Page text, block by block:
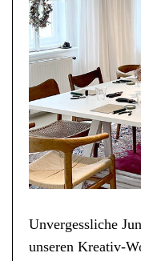
Unvergessliche
unseren Kreativ-